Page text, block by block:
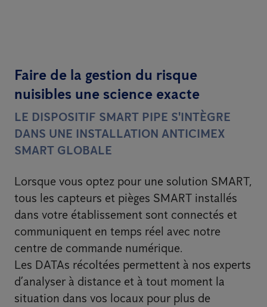
Faire de la gestion du risque
nuisibles une science exacte
LE DISPOSITIF SMART PIPE S'INTÈGRE
DANS UNE INSTALLATION ANTICIMEX
SMART GLOBALE
Lorsque vous optez pour une solution SMART,
tous les capteurs et pièges SMART installés
dans votre établissement sont connectés et
communiquent en temps réel avec notre
centre de commande numérique.
Les DATAs récoltées permettent à nos experts
d’analyser à distance et à tout moment la
situation dans vos locaux pour plus de